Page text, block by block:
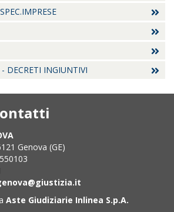
DECRETI INGIUNTIVI
Genova (GE)
Aste Giudiziarie Inlinea S.p.A.